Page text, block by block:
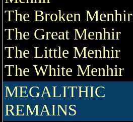
The Broken Menhir
The Great Menhir
The Little Menhir
The White Menhir
MEGALITHIC
REMAINS